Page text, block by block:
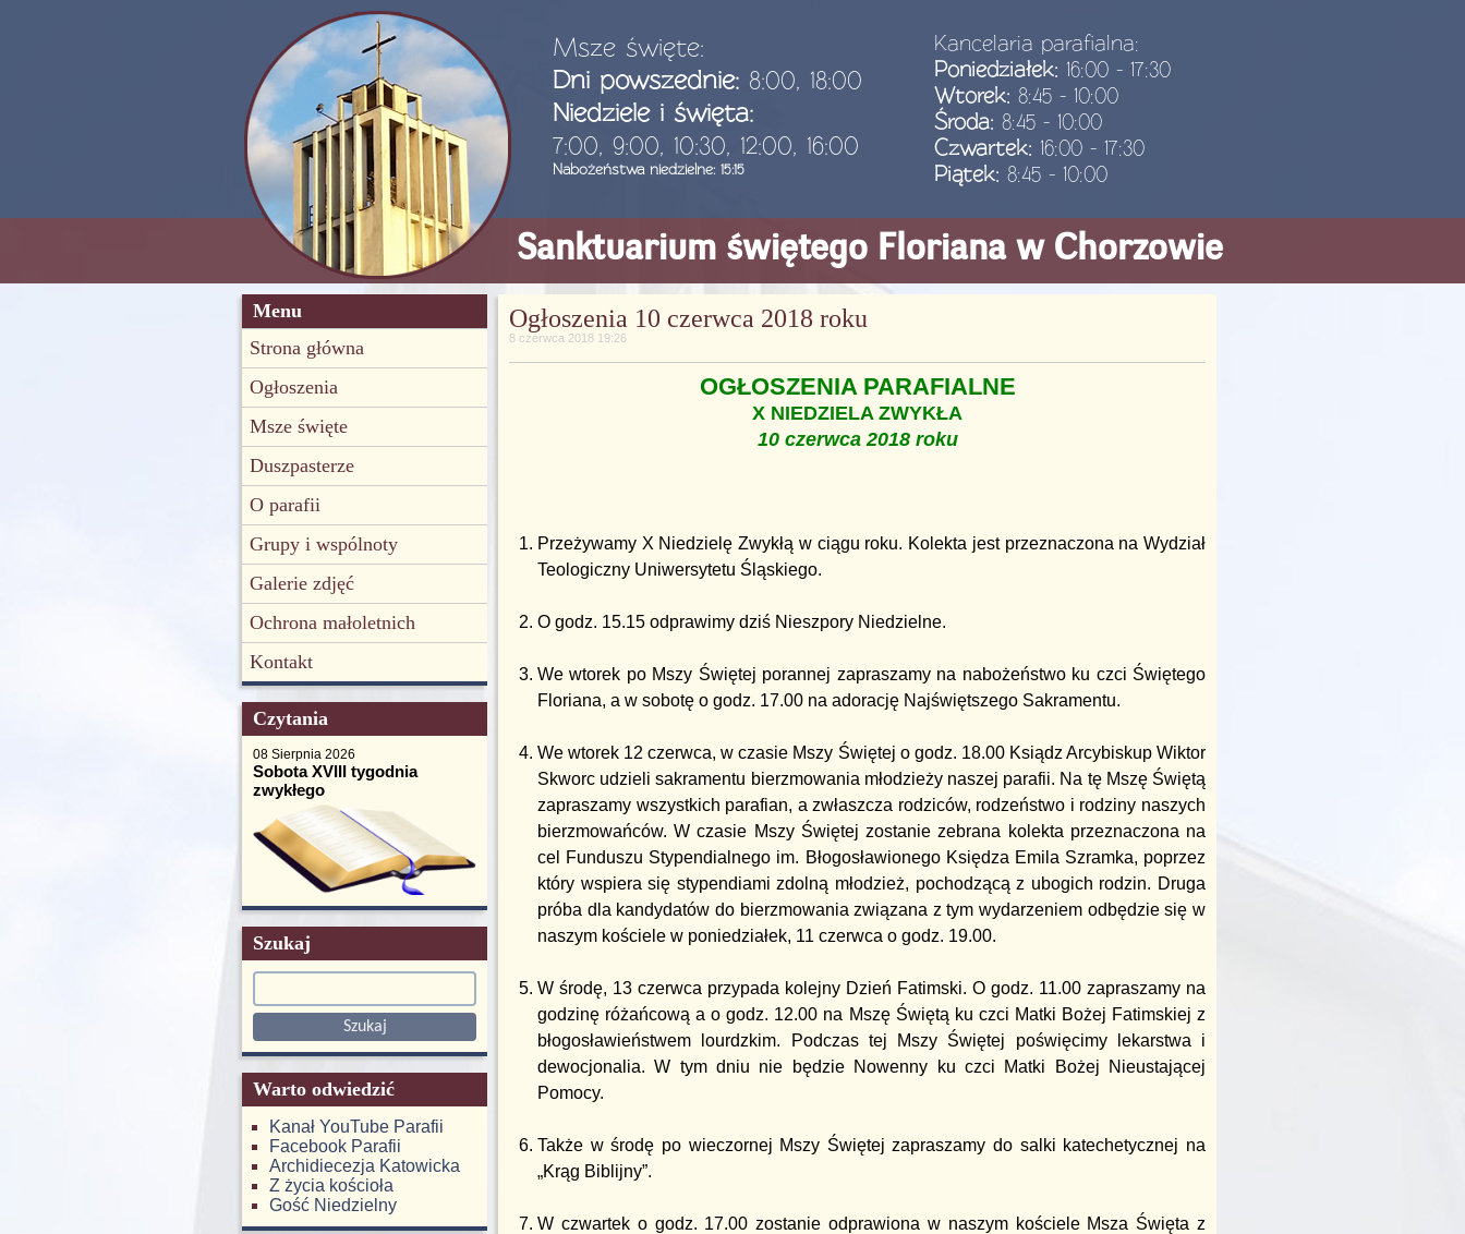
Msze święte:
Dni powszednie: 8:00, 18:00
Niedziele i święta:
7:00, 9:00, 10:30, 12:00, 16:00
Nabożeństwa niedzielne: 15:15
Kancelaria parafialna:
Poniedziałek: 16:00 - 17:30
Wtorek: 8:45 - 10:00
Środa: 8:45 - 10:00
Czwartek: 16:00 - 17:30
Piątek: 8:45 - 10:00
Sanktuarium świętego Floriana w Chorzowie
Menu
Strona główna
Ogłoszenia
Msze święte
Duszpasterze
O parafii
Grupy i wspólnoty
Galerie zdjęć
Ochrona małoletnich
Kontakt
Czytania
08 Sierpnia 2026
Sobota XVIII tygodnia
zwykłego
Szukaj
Warto odwiedzić
Kanał YouTube Parafii
Facebook Parafii
Archidiecezja Katowicka
Z życia kościoła
Gość Niedzielny
Ogłoszenia 10 czerwca 2018 roku
8 czerwca 2018 19:26
OGŁOSZENIA PARAFIALNE
X NIEDZIELA ZWYKŁA
10 czerwca 2018 roku
Przeżywamy X Niedzielę Zwykłą w ciągu roku. Kolekta jest przeznaczona na Wydział
Teologiczny Uniwersytetu Śląskiego.
O godz. 15.15 odprawimy dziś Nieszpory Niedzielne.
We wtorek po Mszy Świętej porannej zapraszamy na nabożeństwo ku czci Świętego
Floriana, a w sobotę o godz. 17.00 na adorację Najświętszego Sakramentu.
We wtorek 12 czerwca, w czasie Mszy Świętej o godz. 18.00 Ksiądz Arcybiskup Wiktor
Skworc udzieli sakramentu bierzmowania młodzieży naszej parafii. Na tę Mszę Świętą
zapraszamy wszystkich parafian, a zwłaszcza rodziców, rodzeństwo i rodziny naszych
bierzmowańców. W czasie Mszy Świętej zostanie zebrana kolekta przeznaczona na
cel Funduszu Stypendialnego im. Błogosławionego Księdza Emila Szramka, poprzez
który wspiera się stypendiami zdolną młodzież, pochodzącą z ubogich rodzin. Druga
próba dla kandydatów do bierzmowania związana z tym wydarzeniem odbędzie się w
naszym kościele w poniedziałek, 11 czerwca o godz. 19.00.
W środę, 13 czerwca przypada kolejny Dzień Fatimski. O godz. 11.00 zapraszamy na
godzinę różańcową a o godz. 12.00 na Mszę Świętą ku czci Matki Bożej Fatimskiej z
błogosławieństwem lourdzkim. Podczas tej Mszy Świętej poświęcimy lekarstwa i
dewocjonalia. W tym dniu nie będzie Nowenny ku czci Matki Bożej Nieustającej
Pomocy.
Także w środę po wieczornej Mszy Świętej zapraszamy do salki katechetycznej na
„Krąg Biblijny”.
W czwartek o godz. 17.00 zostanie odprawiona w naszym kościele Msza Święta z